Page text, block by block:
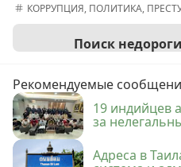
КОРРУПЦИЯ, ПОЛИТИКА,
Поиск
Рекомендуемые
19 индийцев
за
Адреса в